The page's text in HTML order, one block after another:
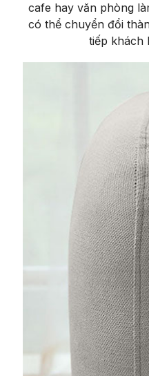
cafe hay văn phòng
có thể chuyển đổi
tiếp khách